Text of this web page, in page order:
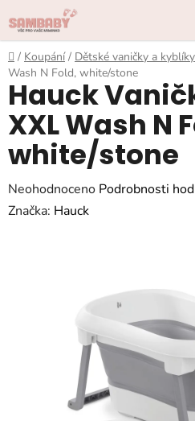
na
obsah
Domů
/ Koupání / Dětské vaničky a kyblíky
Wash N Fold, white/stone
Hauck
XXL Wash N
white/stone
Průměrné
hodnocení
Neohodnoceno Podrobnosti
Značka: Hauck